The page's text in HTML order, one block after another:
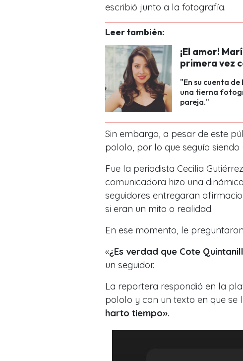
escribió junto a la fotografía.
Leer también:
¡El amor!
primera vez
"En su cuenta
una tierna
pareja."
Sin embargo, a pesar de este
pololo, por lo que seguía siendo
Fue la periodista Cecilia
comunicadora hizo una
seguidores entregaran
si eran un mito o realidad.
En ese momento, le
«¿Es verdad que Cote
un seguidor.
La reportera respondió en la
pololo y con un texto en que se
harto tiempo».